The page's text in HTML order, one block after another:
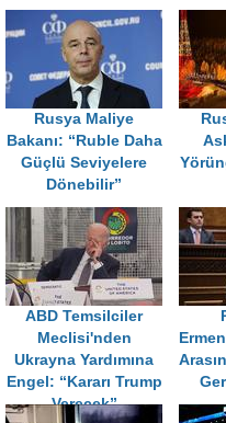
Rusya Maliye
Bakanı: “Ruble Daha
Güçlü Seviyelere
Dönebilir”
ABD Temsilciler
Meclisi'nden
Ukrayna Yardımına
Engel: “Kararı Trump
Verecek”